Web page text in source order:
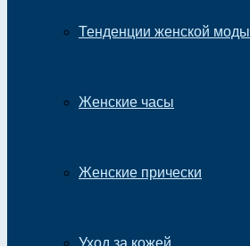
Тенденции женской моды
Женские часы
Женские прически
Уход за кожей